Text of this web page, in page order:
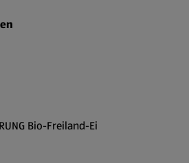
Bio-Freiland-Ei